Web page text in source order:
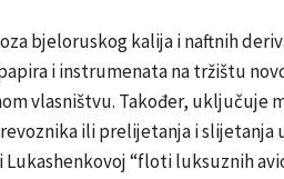
bjeloruskog kalija i naftnih
i instrumenata na tržištu
vlasništvu. Također, uključuje
ili prelijetanja i slijetanja
“floti luksuznih